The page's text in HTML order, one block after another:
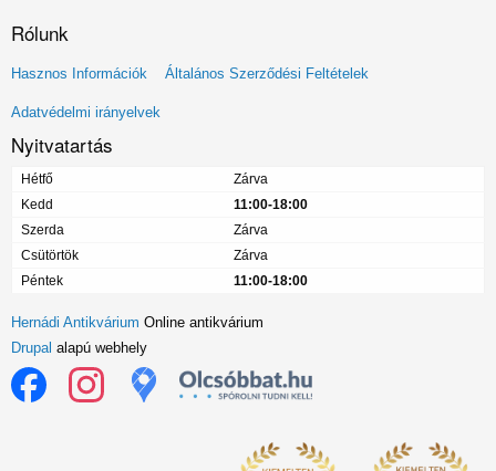
Rólunk
Lábléc
menü
Hasznos Információk Általános Szerződési Feltételek
Adatvédelmi irányelvek
Nyitvatartás
Hétfő
Zárva
Kedd
11:00-18:00
Szerda
Zárva
Csütörtök
Zárva
Péntek
11:00-18:00
Hernádi Antikvárium Online antikvárium
Drupal alapú webhely